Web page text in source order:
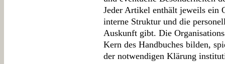
Jeder Artikel enthält jeweils ein
interne Struktur und die
Auskunft gibt. Die
Kern des Handbuches bilden,
der notwendigen Klärung